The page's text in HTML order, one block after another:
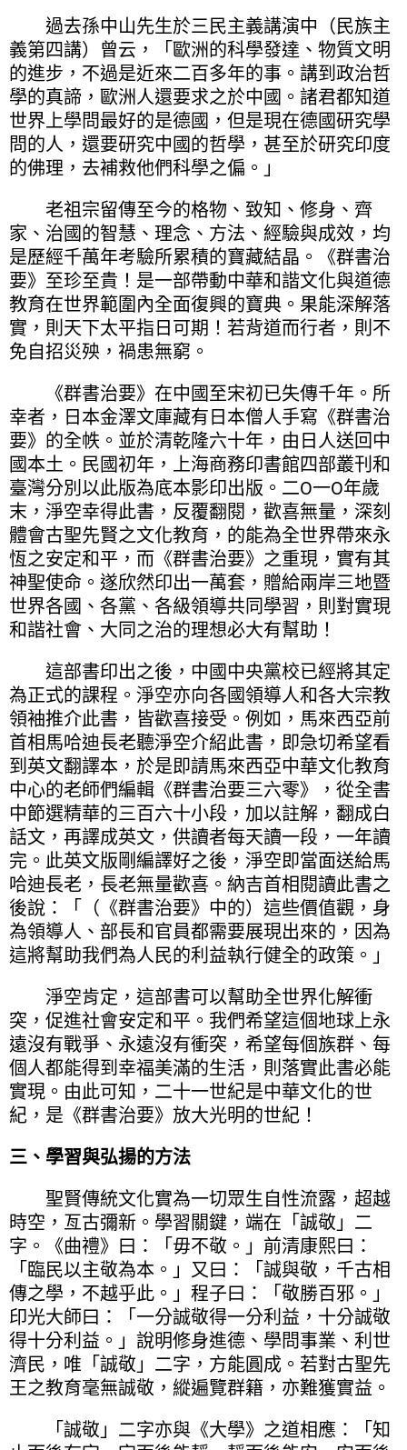
過去孫中山先生於三民主義講演中（民族主
義第四講）曾云，「歐洲的科學發達、物質文明
的進步，不過是近來二百多年的事。講到政治哲
學的真諦，歐洲人還要求之於中國。諸君都知道
世界上學問最好的是德國，但是現在德國研究學
問的人，還要研究中國的哲學，甚至於研究印度
的佛理，去補救他們科學之偏。」
老祖宗留傳至今的格物、致知、修身、齊
家、治國的智慧、理念、方法、經驗與成效，均
是歷經千萬年考驗所累積的寶藏結晶。《群書治
要》至珍至貴！是一部帶動中華和諧文化與道德
教育在世界範圍內全面復興的寶典。果能深解落
實，則天下太平指日可期！若背道而行者，則不
免自招災殃，禍患無窮。
《群書治要》在中國至宋初已失傳千年。所
幸者，日本金澤文庫藏有日本僧人手寫《群書治
要》的全帙。並於清乾隆六十年，由日人送回中
國本土。民國初年，上海商務印書館四部叢刊和
臺灣分別以此版為底本影印出版。二Ο一Ο年歲
末，淨空幸得此書，反覆翻閱，歡喜無量，深刻
體會古聖先賢之文化教育，的能為全世界帶來永
恆之安定和平，而《群書治要》之重現，實有其
神聖使命。遂欣然印出一萬套，贈給兩岸三地暨
世界各國、各黨、各級領導共同學習，則對實現
和諧社會、大同之治的理想必大有幫助！
這部書印出之後，中國中央黨校已經將其定
為正式的課程。淨空亦向各國領導人和各大宗教
領袖推介此書，皆歡喜接受。例如，馬來西亞前
首相馬哈迪長老聽淨空介紹此書，即急切希望看
到英文翻譯本，於是即請馬來西亞中華文化教育
中心的老師們編輯《群書治要三六零》，從全書
中節選精華的三百六十小段，加以註解，翻成白
話文，再譯成英文，供讀者每天讀一段，一年讀
完。此英文版剛編譯好之後，淨空即當面送給馬
哈迪長老，長老無量歡喜。納吉首相閱讀此書之
後說：「（《群書治要》中的）這些價值觀，身
為領導人、部長和官員都需要展現出來的，因為
這將幫助我們為人民的利益執行健全的政策。」
淨空肯定，這部書可以幫助全世界化解衝
突，促進社會安定和平。我們希望這個地球上永
遠沒有戰爭、永遠沒有衝突，希望每個族群、每
個人都能得到幸福美滿的生活，則落實此書必能
實現。由此可知，二十一世紀是中華文化的世
紀，是《群書治要》放大光明的世紀！
三、學習與弘揚的方法
聖賢傳統文化實為一切眾生自性流露，超越
時空，亙古彌新。學習關鍵，端在「誠敬」二
字。《曲禮》曰：「毋不敬。」前清康熙曰：
「臨民以主敬為本。」又曰：「誠與敬，千古相
傳之學，不越乎此。」程子曰：「敬勝百邪。」
印光大師曰：「一分誠敬得一分利益，十分誠敬
得十分利益。」說明修身進德、學問事業、利世
濟民，唯「誠敬」二字，方能圓成。若對古聖先
王之教育毫無誠敬，縱遍覽群籍，亦難獲實益。
「誠敬」二字亦與《大學》之道相應：「知